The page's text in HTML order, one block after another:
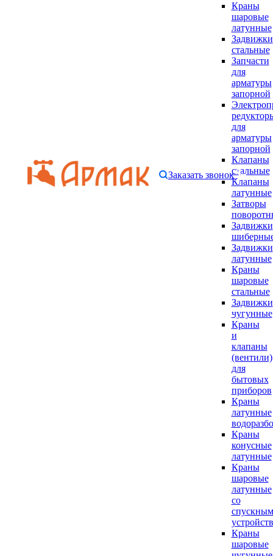
Краны
шаровые
латунные
Задвижки
стальные
Запчасти
для
арматуры
запорной
для
арматуры
запорной
Клапаны
стальные
Клапаны
латунные
Затворы
Задвижки
Задвижки
латунные
Краны
шаровые
стальные
Задвижки
чугунные
Краны
и
клапаны
(вентили)
для
бытовых
приборов
Краны
латунные
Краны
конусные
латунные
Краны
шаровые
латунные
со
спускным
Краны
шаровые
Заказать звонок